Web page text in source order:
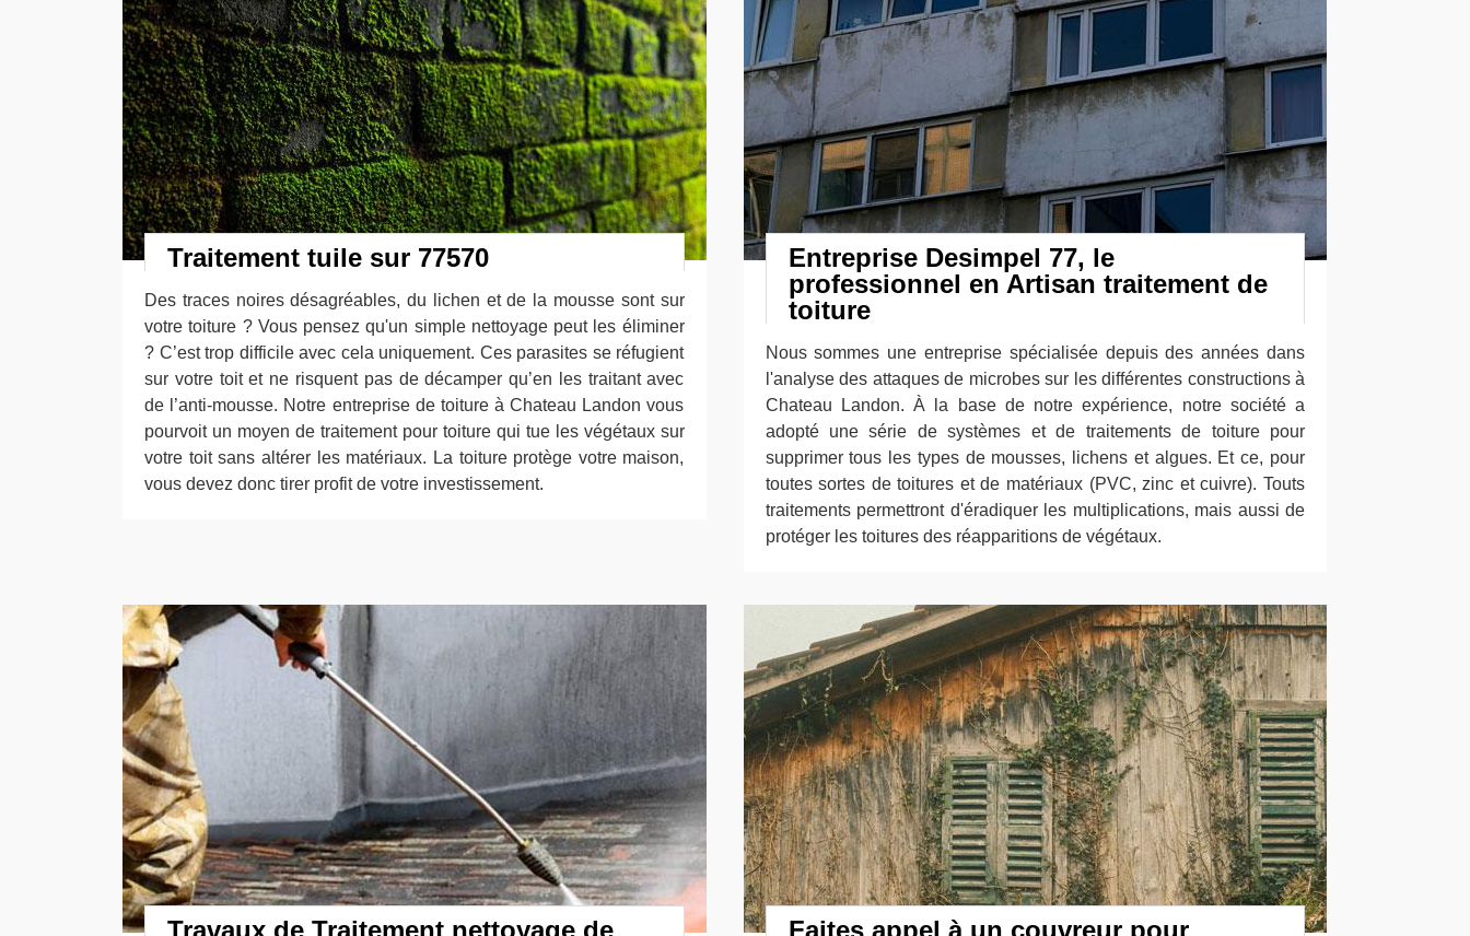
Traitement tuile sur 77570
Des traces noires désagréables, du lichen et de la mousse sont sur
votre toiture ? Vous pensez qu'un simple nettoyage peut les éliminer
? C’est trop difficile avec cela uniquement. Ces parasites se réfugient
sur votre toit et ne risquent pas de décamper qu’en les traitant avec
de l’anti-mousse. Notre entreprise de toiture à Chateau Landon vous
pourvoit un moyen de traitement pour toiture qui tue les végétaux sur
votre toit sans altérer les matériaux. La toiture protège votre maison,
vous devez donc tirer profit de votre investissement.
Entreprise Desimpel 77, le
professionnel en Artisan traitement de
toiture
Nous sommes une entreprise spécialisée depuis des années dans
l'analyse des attaques de microbes sur les différentes constructions à
Chateau Landon. À la base de notre expérience, notre société a
adopté une série de systèmes et de traitements de toiture pour
supprimer tous les types de mousses, lichens et algues. Et ce, pour
toutes sortes de toitures et de matériaux (PVC, zinc et cuivre). Touts
traitements permettront d'éradiquer les multiplications, mais aussi de
protéger les toitures des réapparitions de végétaux.
Travaux de Traitement nettoyage de
Faites appel à un couvreur pour